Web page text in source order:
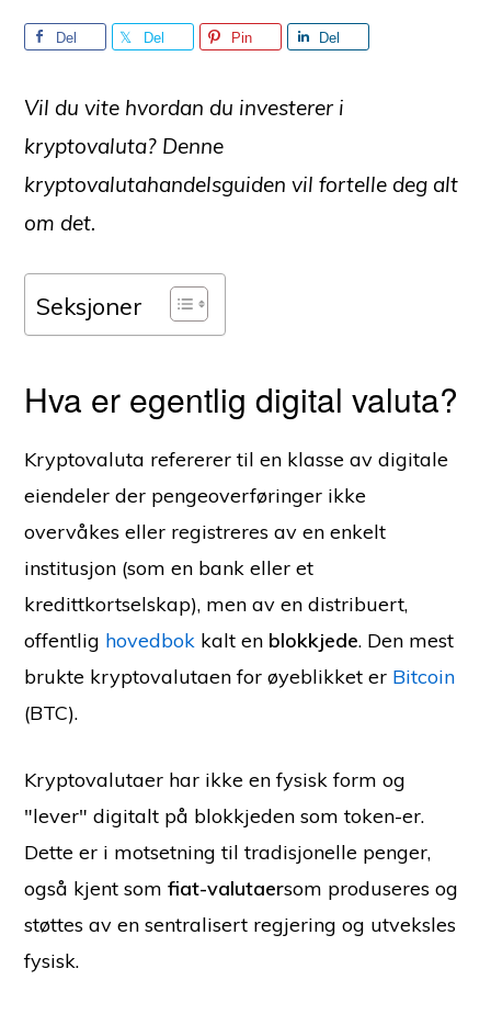
Del Del Pin Del
Vil du vite hvordan du investerer i
kryptovaluta? Denne
kryptovalutahandelsguiden vil fortelle deg alt
om det.
Seksjoner
Hva er egentlig digital valuta?
Kryptovaluta refererer til en klasse av digitale
eiendeler der pengeoverføringer ikke
overvåkes eller registreres av en enkelt
institusjon (som en bank eller et
kredittkortselskap), men av en distribuert,
offentlig hovedbok kalt en blokkjede. Den mest
brukte kryptovalutaen for øyeblikket er Bitcoin
(BTC).
Kryptovalutaer har ikke en fysisk form og
"lever" digitalt på blokkjeden som token-er.
Dette er i motsetning til tradisjonelle penger,
også kjent somfiat-valutaersom produseres og
støttes av en sentralisert regjering og utveksles
fysisk.